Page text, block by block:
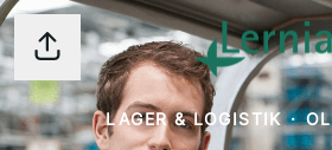
Dela sidan
LAGER & LOGISTIK ·